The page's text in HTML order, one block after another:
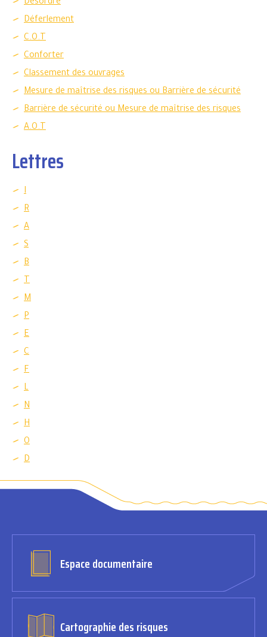
Désordre
Déferlement
C.O.T
Conforter
Classement des ouvrages
Mesure de maîtrise des risques ou Barrière de sécurité
Barrière de sécurité ou Mesure de maîtrise des risques
A.O.T
Lettres
I
R
A
S
B
T
M
P
E
C
F
L
N
H
O
D
Espace documentaire
Cartographie des risques